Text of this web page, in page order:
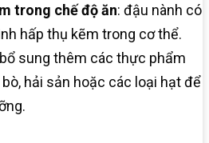
trong chế độ ăn: đậu nành có
hấp thụ kẽm trong cơ thể.
sung thêm các thực phẩm
hải sản hoặc các loại hạt để